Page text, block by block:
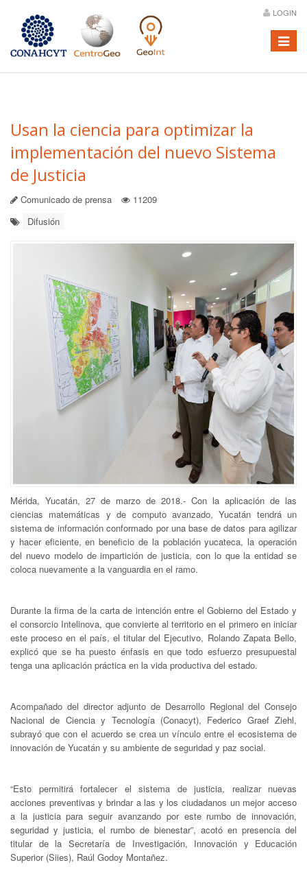
LOGIN
Menú
Usan la ciencia para optimizar la
implementación del nuevo Sistema
de Justicia
Comunicado de prensa
11209
Difusión
Mérida, Yucatán, 27 de marzo de 2018.- Con la aplicación de las
ciencias matemáticas y de computo avanzado, Yucatán tendrá un
sistema de información conformado por una base de datos para agilizar
y hacer eficiente, en beneficio de la población yucateca, la operación
del nuevo modelo de impartición de justicia, con lo que la entidad se
coloca nuevamente a la vanguardia en el ramo.
Durante la firma de la carta de intención entre el Gobierno del Estado y
el consorcio Intelinova, que convierte al territorio en el primero en iniciar
este proceso en el país, el titular del Ejecutivo, Rolando Zapata Bello,
explicó que se ha puesto énfasis en que todo esfuerzo presupuestal
tenga una aplicación práctica en la vida productiva del estado.
Acompañado del director adjunto de Desarrollo Regional del Consejo
Nacional de Ciencia y Tecnología (Conacyt), Federico Graef Ziehl,
subrayó que con el acuerdo se crea un vínculo entre el ecosistema de
innovación de Yucatán y su ambiente de seguridad y paz social.
“Esto permitirá fortalecer el sistema de justicia, realizar nuevas
acciones preventivas y brindar a las y los ciudadanos un mejor acceso
a la justicia para seguir avanzando por este rumbo de innovación,
seguridad y justicia, el rumbo de bienestar”, acotó en presencia del
titular de la Secretaría de Investigación, Innovación y Educación
Superior (Siies), Raúl Godoy Montañez.